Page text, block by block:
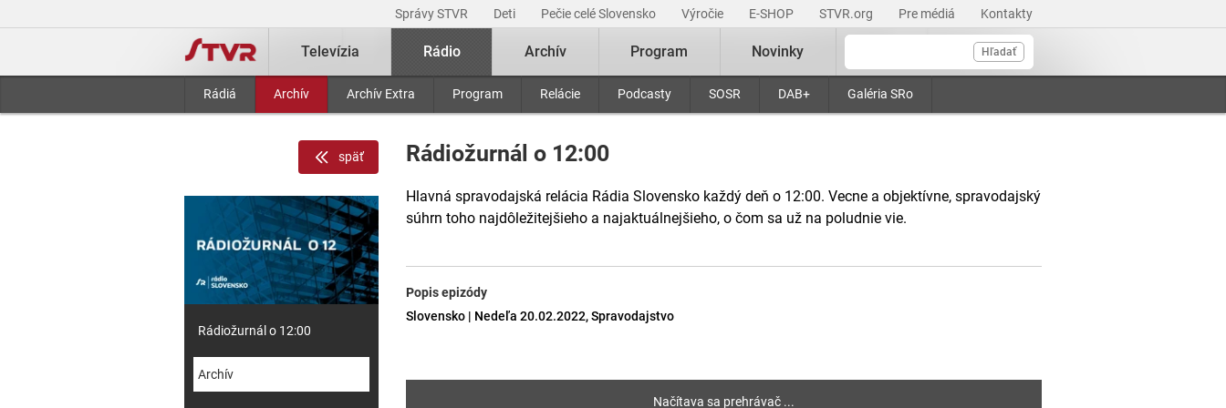
Správy STVR Deti Pečie celé Slovensko Výročie E-SHOP STVR.org Pre médiá Kontakty
Hľadať
Televízia Rádio
Rádiá Archív Archív Extra Program Relácie Podcasty SOSR DAB+ Galéria SRo
Archív Program Novinky
Rádiožurnál o 12:00
Hlavná spravodajská relácia Rádia Slovensko každý deň o 12:00. Vecne a objektívne, spravodajský
súhrn toho najdôležitejšieho a najaktuálnejšieho, o čom sa už na poludnie vie.
Popis epizódy
Slovensko | Nedeľa 20.02.2022, Spravodajstvo
späť
Rádiožurnál o 12:00
Archív